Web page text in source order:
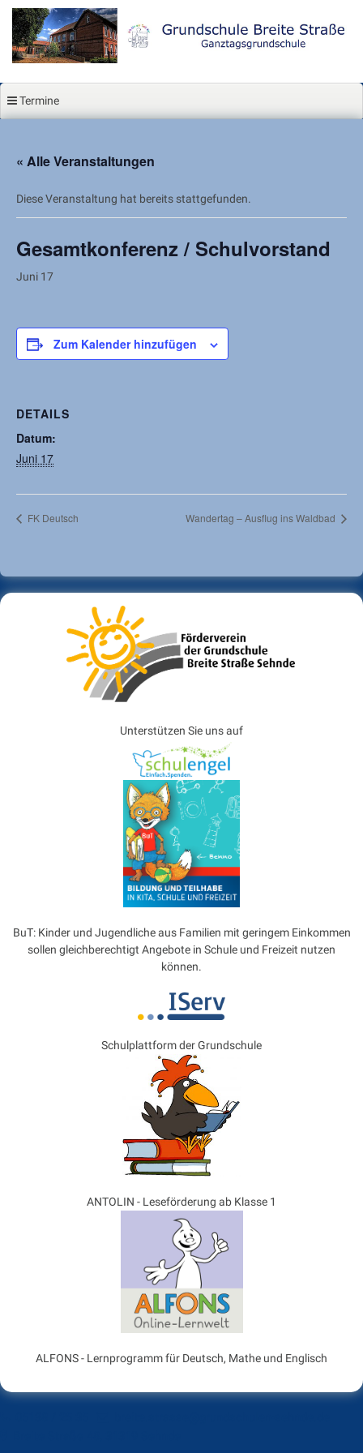
Zum
Inhalt
springen
Termine
« Alle Veranstaltungen
Diese Veranstaltung hat bereits stattgefunden.
Gesamtkonferenz / Schulvorstand
Juni 17
Zum Kalender hinzufügen
DETAILS
Datum:
Juni 17
FK Deutsch Wandertag – Ausflug ins Waldbad
Unterstützen Sie uns auf
BuT: Kinder und Jugendliche aus Familien mit geringem Einkommen
sollen gleichberechtigt Angebote in Schule und Freizeit nutzen
können.
Schulplattform der Grundschule
ANTOLIN - Leseförderung ab Klasse 1
ALFONS - Lernprogramm für Deutsch, Mathe und Englisch